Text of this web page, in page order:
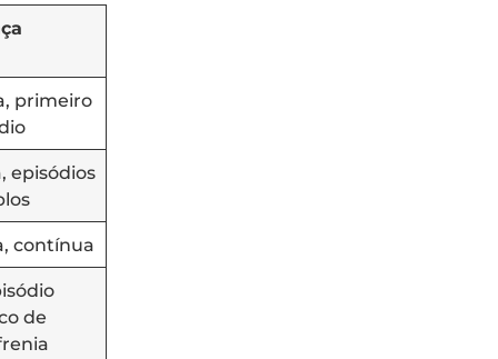
primeiro
episódios
contínua
de